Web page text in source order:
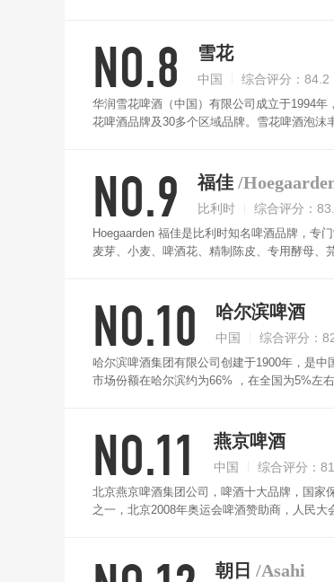
时尚和浪漫；而由CORONA独创的瓶口插柠
NO.8 雪花
中国 综合评分：84.2
华润雪花啤酒（中国）有限公司成立于1994
花啤酒品牌及30多个区域品牌。雪花啤酒泡
NO.9 福佳 /
比利时 综合评分：
Hoegaarden 福佳是比利时知名啤酒品牌，专
麦芽、小麦、啤酒花、精制陈皮、专用酵母、
NO.10 哈尔滨啤酒
中国 综合评分：
哈尔滨啤酒集团有限公司创建于1900年，是
市场份额在哈尔滨约为66% ，在全国为5%左
NO.11 燕京啤酒
中国 综合评分：
北京燕京啤酒集团公司，啤酒十大品牌，国家
之一，北京2008年奥运会啤酒赞助商，人民大
朝日 /Asahi